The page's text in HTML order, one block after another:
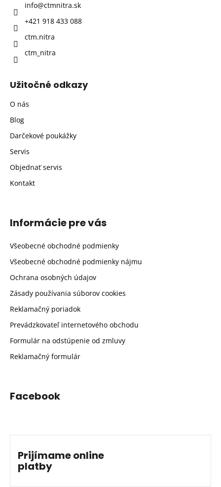
info@ctmnitra.sk
+421 918 433 088
ctm.nitra
ctm_nitra
Užitočné odkazy
O nás
Blog
Darčekové poukážky
Servis
Objednať servis
Kontakt
Informácie pre vás
Všeobecné obchodné podmienky
Všeobecné obchodné podmienky nájmu
Ochrana osobných údajov
Zásady používania súborov cookies
Reklamačný poriadok
Prevádzkovateľ internetového obchodu
Formulár na odstúpenie od zmluvy
Reklamačný formulár
Facebook
Prijímame online
platby